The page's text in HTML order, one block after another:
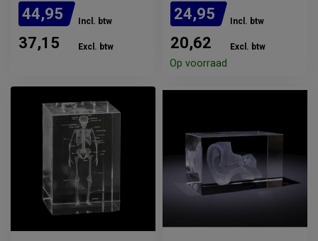
44,95 Incl. btw
37,15 Excl. btw
24,95 Incl. btw
20,62 Excl. btw
Op voorraad